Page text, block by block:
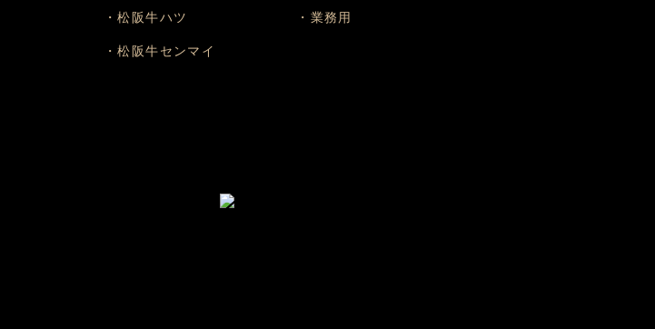
・松阪牛ハツ
・松阪牛センマイ
・業務用